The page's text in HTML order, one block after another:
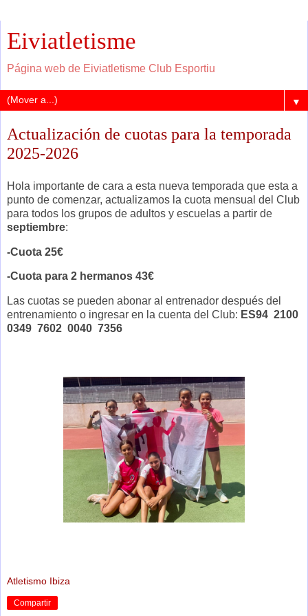
Eiviatletisme
Página web de Eiviatletisme Club Esportiu
▼
Actualización de cuotas para la temporada
2025-2026
Hola importante de cara a esta nueva temporada que esta a
punto de comenzar, actualizamos la cuota mensual del Club
para todos los grupos de adultos y escuelas a partir de
septiembre:
-Cuota 25€
-Cuota para 2 hermanos 43€
Las cuotas se pueden abonar al entrenador después del
entrenamiento o ingresar en la cuenta del Club: ES94 2100
0349 7602 0040 7356
Atletismo Ibiza
Compartir